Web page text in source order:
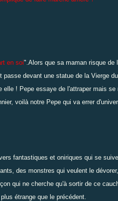
en soi".Alors que sa maman risque de
devant une statue de la Vierge
! Pepe essaye de l'attraper mais se
voilà notre Pepe qui va errer
fantastiques et oniriques qui se
des monstres qui veulent le
qui ne cherche qu'à sortir de ce
étrange que le précédent.